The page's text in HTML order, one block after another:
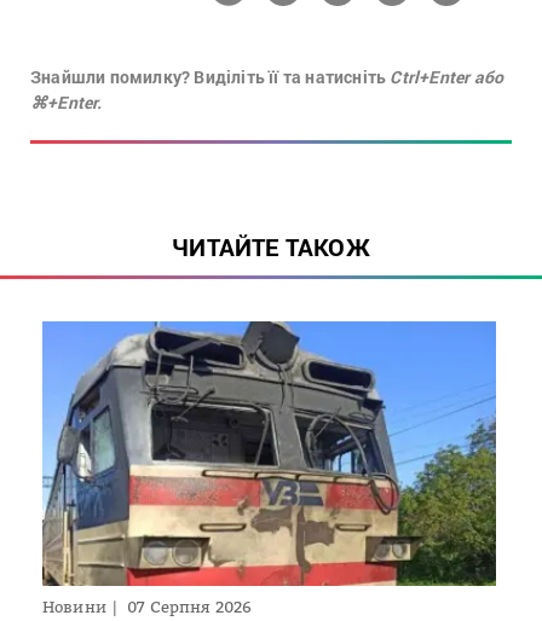
Знайшли помилку? Виділіть її та натисніть Ctrl+Enter або
⌘+Enter.
ЧИТАЙТЕ ТАКОЖ
Новини 07 Серпня 2026